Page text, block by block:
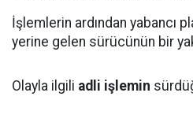
İşlemlerin ardından yabancı
yerine gelen sürücünün bir
Olayla ilgili adli işlemin